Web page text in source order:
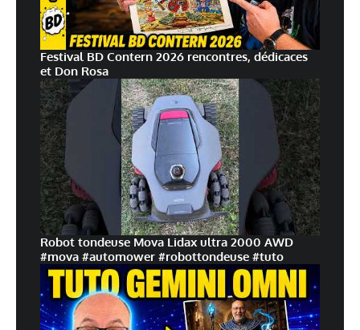
Festival BD Contern 2026 rencontres, dédicaces
et Don Rosa
Robot tondeuse Mova Lidax ultra 2000 AWD
#mova #automower #robottondeuse #tuto